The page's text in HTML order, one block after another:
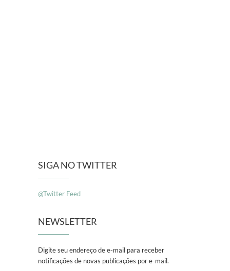
SIGA NO TWITTER
@Twitter Feed
NEWSLETTER
Digite seu endereço de e-mail para receber
notificações de novas publicações por e-mail.